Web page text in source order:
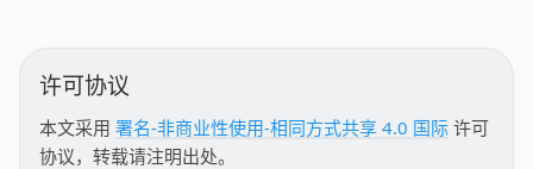
许可协议
本文采用 署名-非商业性使用-相同方式共享 4.0 国际 许可
协议，转载请注明出处。